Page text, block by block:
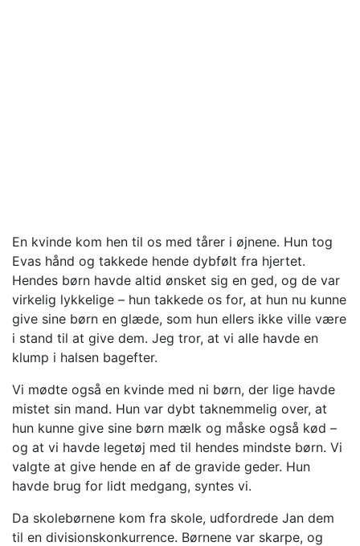
En kvinde kom hen til os med tårer i øjnene. Hun tog
Evas hånd og takkede hende dybfølt fra hjertet.
Hendes børn havde altid ønsket sig en ged, og de var
virkelig lykkelige – hun takkede os for, at hun nu kunne
give sine børn en glæde, som hun ellers ikke ville være
i stand til at give dem. Jeg tror, at vi alle havde en
klump i halsen bagefter.
Vi mødte også en kvinde med ni børn, der lige havde
mistet sin mand. Hun var dybt taknemmelig over, at
hun kunne give sine børn mælk og måske også kød –
og at vi havde legetøj med til hendes mindste børn. Vi
valgte at give hende en af de gravide geder. Hun
havde brug for lidt medgang, syntes vi.
Da skolebørnene kom fra skole, udfordrede Jan dem
til en divisionskonkurrence. Børnene var skarpe, og